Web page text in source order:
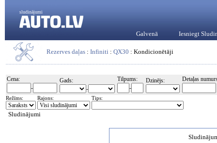
sludinājumi
Galvenā Iesniegt
Rezerves daļas : Infiniti : QX30 : Kondicionētāji
Cena:
-
Gads:
-
Tilpums:
-
Dzinējs: Detaļas
Režīms: Rajons: Tips:
Sludinājumi